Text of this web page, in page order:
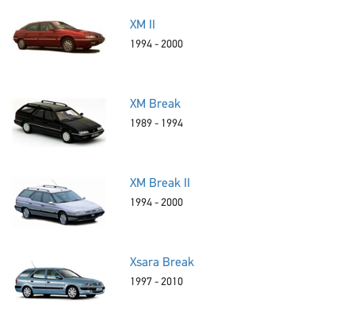
XM II
1994 - 2000
XM Break
1989 - 1994
XM Break II
1994 - 2000
Xsara Break
1997 - 2010